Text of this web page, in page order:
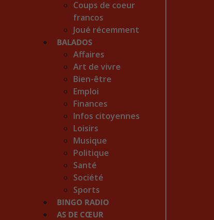
Coups de coeur
francos
Joué récemment
BALADOS
Affaires
Art de vivre
Bien-être
Emploi
Finances
Infos citoyennes
Loisirs
Musique
Politique
Santé
Société
Sports
BINGO RADIO
AS DE CŒUR